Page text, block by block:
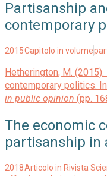
Partisanship
contemporary
2015Capitolo in volume
Hetherington, M.
contemporary politics.
in public opinion (pp.
The economic
partisanship in
2018Articolo in Rivista